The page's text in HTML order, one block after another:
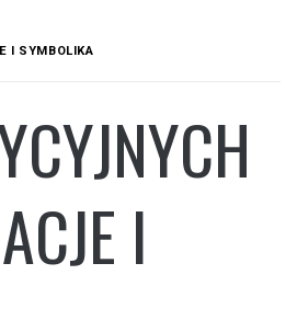
I SYMBOLIKA
I